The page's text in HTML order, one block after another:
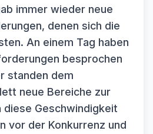
immer wieder neue
denen sich die
An einem Tag haben
besprochen
standen dem
neue Bereiche zur
diese Geschwindigkeit
vor der Konkurrenz und